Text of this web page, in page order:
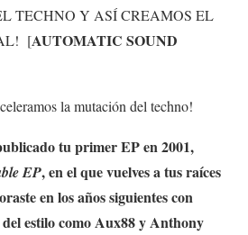
TECHNO Y ASÍ CREAMOS EL
[AUTOMATIC SOUND
la mutación del techno!
tu primer EP en 2001,
EP, en el que vuelves a tus raíces
en los años siguientes con
estilo como Aux88 y Anthony